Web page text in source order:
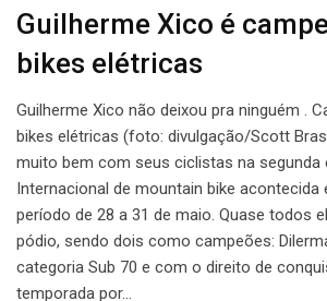
Guilherme Xico é
bikes elétricas
Guilherme Xico não deixou pra ninguém .
bikes elétricas (foto: divulgação/Scott
muito bem com seus ciclistas na segunda
Internacional de mountain bike acontecida
período de 28 a 31 de maio. Quase todos
pódio, sendo dois como campeões:
categoria Sub 70 e com o direito de
temporada por…